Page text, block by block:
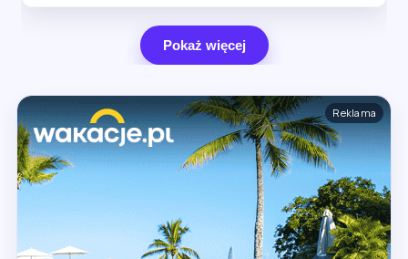
Pokaż więcej
Reklama